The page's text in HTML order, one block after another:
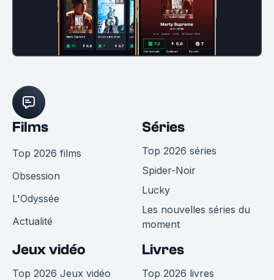
Films
Top 2026 films
Obsession
L'Odyssée
Actualité
Séries
Top 2026 séries
Spider-Noir
Lucky
Les nouvelles séries du
moment
Jeux vidéo
Top 2026 Jeux vidéo
Livres
Top 2026 livres